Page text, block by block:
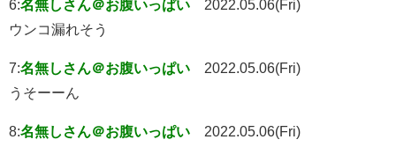
6:名無しさん＠お腹いっぱい
2022.05.06(Fri)
ウンコ漏れそう
7:名無しさん＠お腹いっぱい
2022.05.06(Fri)
うそーーん
8:名無しさん＠お腹いっぱい
2022.05.06(Fri)